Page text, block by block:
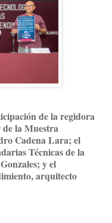
de la regidora
la Muestra
Cadena Lara; el
Técnicas de la
y el
arquitecto